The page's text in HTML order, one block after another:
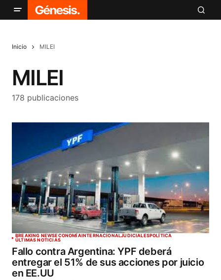
Inicio MILEI
MILEI
178 publicaciones
BREAKING NEWSECONOMÍAINTERNACIONALJUDICIALESPOLÍTICA
ÚLTIMAS NOTICIAS
Fallo contra Argentina: YPF deberá
entregar el 51% de sus acciones por juicio
en EE.UU